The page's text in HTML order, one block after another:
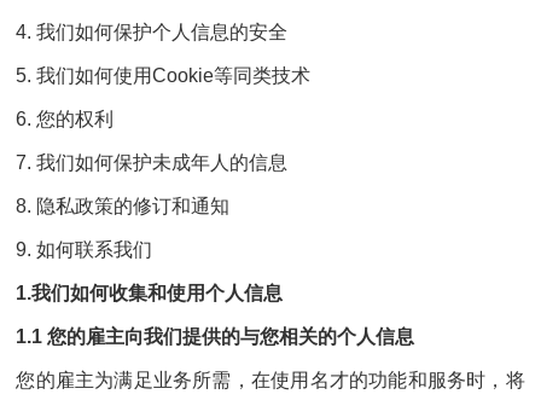
4. 我们如何保护个人信息的安全
5. 我们如何使用Cookie等同类技术
6. 您的权利
7. 我们如何保护未成年人的信息
8. 隐私政策的修订和通知
9. 如何联系我们
1.我们如何收集和使用个人信息
1.1 您的雇主向我们提供的与您相关的个人信息
您的雇主为满足业务所需，在使用名才的功能和服务时，将